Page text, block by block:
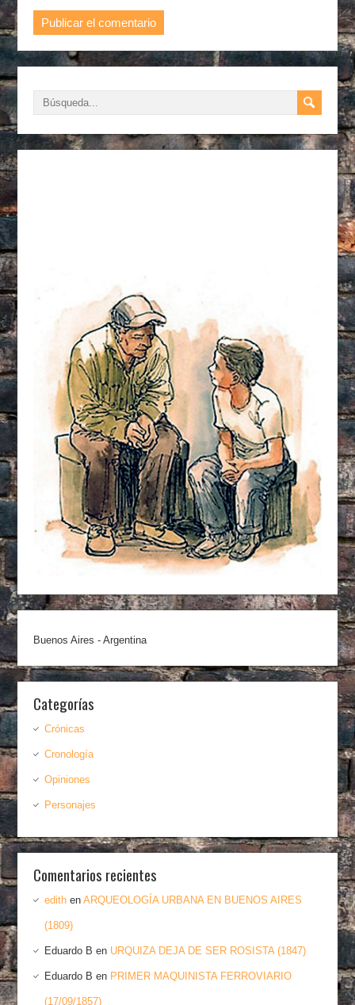
Buenos Aires - Argentina
Categorías
Crónicas
Cronología
Opiniones
Personajes
Comentarios recientes
edith enARQUEOLOGÍA URBANA EN BUENOS AIRES
(1809)
Eduardo B en URQUIZA DEJA DE SER ROSISTA (1847)
Eduardo B en PRIMER MAQUINISTA FERROVIARIO
(17/09/1857)